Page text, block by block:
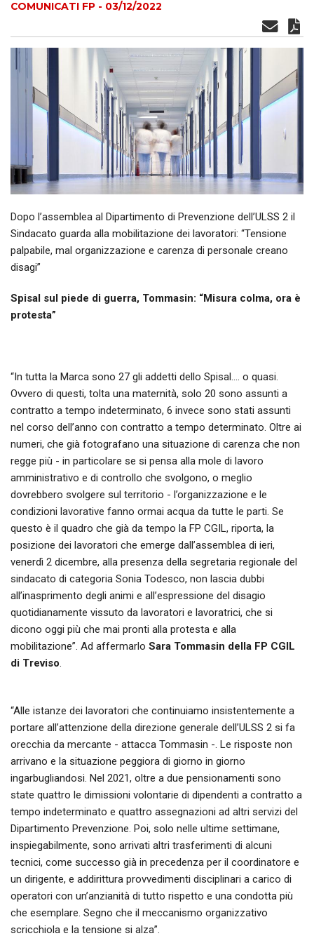
COMUNICATI FP - 03/12/2022
Dopo l’assemblea al Dipartimento di Prevenzione dell’ULSS 2 il
Sindacato guarda alla mobilitazione dei lavoratori: “Tensione
palpabile, mal organizzazione e carenza di personale creano
disagi”
Spisal sul piede di guerra, Tommasin: “Misura colma, ora è
protesta”
“In tutta la Marca sono 27 gli addetti dello Spisal…. o quasi.
Ovvero di questi, tolta una maternità, solo 20 sono assunti a
contratto a tempo indeterminato, 6 invece sono stati assunti
nel corso dell’anno con contratto a tempo determinato. Oltre ai
numeri, che già fotografano una situazione di carenza che non
regge più - in particolare se si pensa alla mole di lavoro
amministrativo e di controllo che svolgono, o meglio
dovrebbero svolgere sul territorio - l’organizzazione e le
condizioni lavorative fanno ormai acqua da tutte le parti. Se
questo è il quadro che già da tempo la FP CGIL, riporta, la
posizione dei lavoratori che emerge dall’assemblea di ieri,
venerdì 2 dicembre, alla presenza della segretaria regionale del
sindacato di categoria Sonia Todesco, non lascia dubbi
all’inasprimento degli animi e all’espressione del disagio
quotidianamente vissuto da lavoratori e lavoratrici, che si
dicono oggi più che mai pronti alla protesta e alla
mobilitazione”. Ad affermarlo Sara Tommasin della FP CGIL
di Treviso
“Alle istanze dei lavoratori che continuiamo insistentemente a
portare all’attenzione della direzione generale dell’ULSS 2 si fa
orecchia da mercante - attacca Tommasin -. Le risposte non
arrivano e la situazione peggiora di giorno in giorno
ingarbugliandosi. Nel 2021, oltre a due pensionamenti sono
state quattro le dimissioni volontarie di dipendenti a contratto a
tempo indeterminato e quattro assegnazioni ad altri servizi del
Dipartimento Prevenzione. Poi, solo nelle ultime settimane,
inspiegabilmente, sono arrivati altri trasferimenti di alcuni
tecnici, come successo già in precedenza per il coordinatore e
un dirigente, e addirittura provvedimenti disciplinari a carico di
operatori con un’anzianità di tutto rispetto e una condotta più
che esemplare. Segno che il meccanismo organizzativo
scricchiola e la tensione si alza”.